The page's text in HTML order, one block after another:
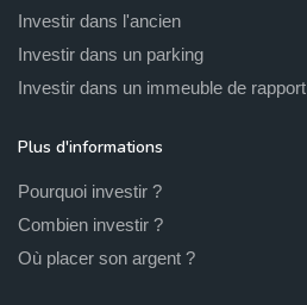
Investir dans l'ancien
Investir dans un parking
Investir dans un immeuble de rapport
Plus d'informations
Pourquoi investir ?
Combien investir ?
Où placer son argent ?